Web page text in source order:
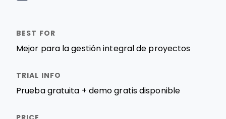
Mejor para la gestión integral de proyectos
Prueba gratuita + demo gratis disponible